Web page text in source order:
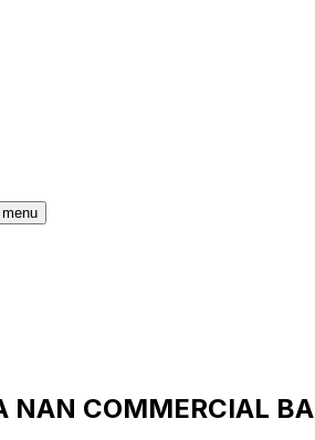
NAN COMMERCIAL